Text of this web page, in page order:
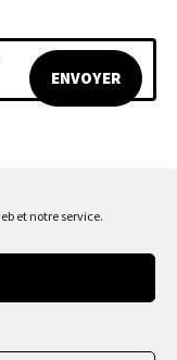
et notre service.